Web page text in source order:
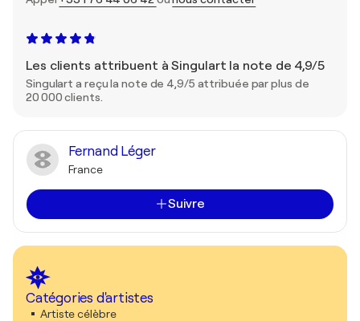
Les clients attribuent à Singulart la note de 4,9/5
Singulart a reçu la note de 4,9/5 attribuée par plus de
20 000 clients.
Fernand Léger
France
Suivre
Catégories d'artistes
Artiste célèbre